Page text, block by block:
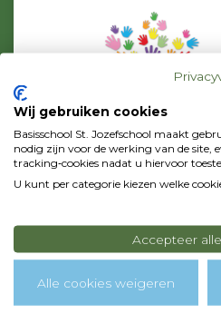
Bezoekadres
C.J. Conijnstraat 23
Postadres
p/a Zonnebloemstraat 42
1131 WV Volendam
Wij gebruiken cookies
Basisschool St. Jozefschool maakt
nodig zijn voor de werking van de site,
tracking‑cookies nadat u hiervoor
U kunt per categorie kiezen welke
Accepteer
Alle cookies weigeren